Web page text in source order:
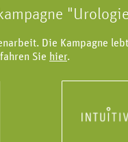
Die Kampagne
Sie hier.